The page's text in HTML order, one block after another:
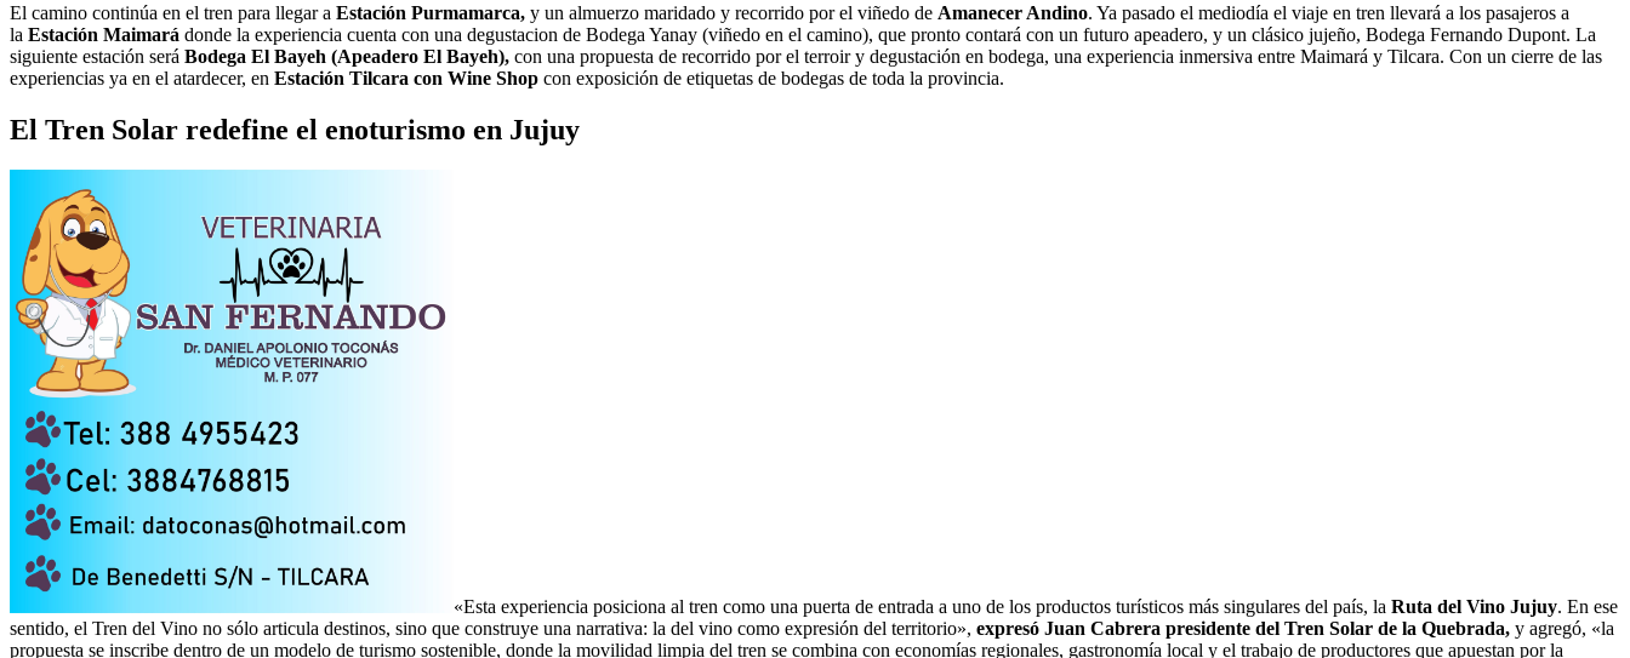
El camino continúa en el tren para llegar a Estación Purmamarca, y un almuerzo maridado y recorrido por el viñedo de Amanecer Andino. Ya pasado el mediodía el viaje en tren llevará a los pasajeros a
la Estación Maimará donde la experiencia cuenta con una degustacion de Bodega Yanay (viñedo en el camino), que pronto contará con un futuro apeadero, y un clásico jujeño, Bodega Fernando Dupont. La
siguiente estación será Bodega El Bayeh (Apeadero El Bayeh), con una propuesta de recorrido por el terroir y degustación en bodega, una experiencia inmersiva entre Maimará y Tilcara. Con un cierre de las
experiencias ya en el atardecer, en Estación Tilcara con Wine Shop con exposición de etiquetas de bodegas de toda la provincia.
El Tren Solar redefine el enoturismo en Jujuy
«Esta experiencia posiciona al tren como una puerta de entrada a uno de los productos turísticos más singulares del país, la Ruta del Vino Jujuy. En ese
sentido, el Tren del Vino no sólo articula destinos, sino que construye una narrativa: la del vino como expresión del territorio», expresó Juan Cabrera presidente del Tren Solar de la Quebrada, y agregó, «la
propuesta se inscribe dentro de un modelo de turismo sostenible, donde la movilidad limpia del tren se combina con economías regionales, gastronomía local y el trabajo de productores que apuestan por la